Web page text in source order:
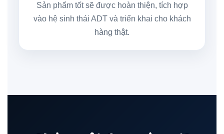
Sản phẩm tốt sẽ được hoàn thiện, tích hợp
vào hệ sinh thái ADT và triển khai cho khách
hàng thật.